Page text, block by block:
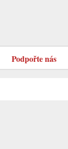
Podpořte nás